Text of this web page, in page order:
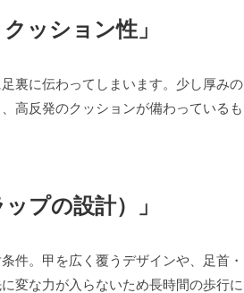
ッション性」
裏に伝わってしまいます。少し厚みの
高反発のクッションが備わっているも
プの設計）」
件。甲を広く覆うデザインや、足首・
変な力が入らないため長時間の歩行に